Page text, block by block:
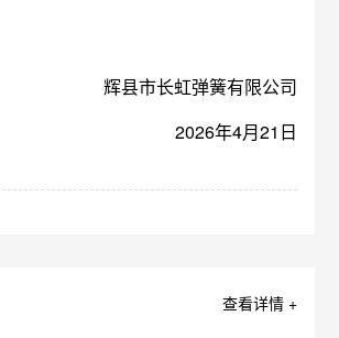
辉县市长虹弹簧有限公司
2026年4月21日
查看详情 +